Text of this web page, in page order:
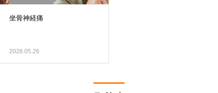
坐骨神経痛
2026.05.26